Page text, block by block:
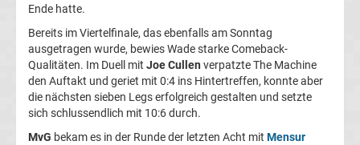
DAZN
Programm
&
Ende hatte.
Bereits im Viertelfinale, das ebenfalls am Sonntag
ausgetragen wurde, bewies Wade starke Comeback-
Qualitäten. Im Duell mit Joe Cullen verpatzte The Machine
den Auftakt und geriet mit 0:4 ins Hintertreffen, konnte aber
die nächsten sieben Legs erfolgreich gestalten und setzte
sich schlussendlich mit 10:6 durch.
MvG bekam es in der Runde der letzten Acht mit Mensur